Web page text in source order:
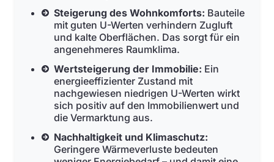
Steigerung des Wohnkomforts: Bauteile
mit guten U-Werten verhindern Zugluft
und kalte Oberflächen. Das sorgt für ein
angenehmeres Raumklima.
Wertsteigerung der Immobilie: Ein
energieeffizienter Zustand mit
nachgewiesen niedrigen U-Werten wirkt
sich positiv auf den Immobilienwert und
die Vermarktung aus.
Nachhaltigkeit und Klimaschutz:
Geringere Wärmeverluste bedeuten